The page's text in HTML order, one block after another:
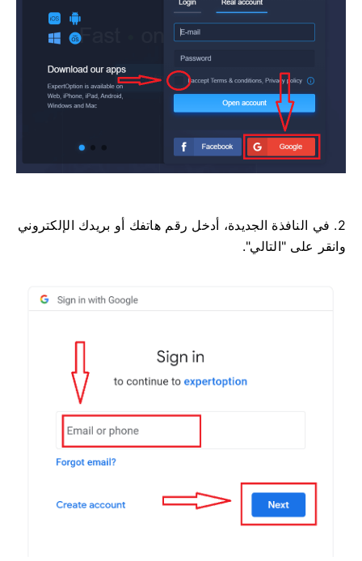
2. في النافذة الجديدة، أدخل رقم هاتفك أو بريدك الإلكتروني
وانقر على "التالي".